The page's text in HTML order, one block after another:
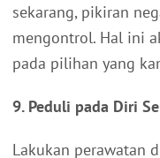
sekarang, pikiran
mengontrol. Hal ini
pada pilihan yang
9. Peduli pada Diri
Lakukan perawatan